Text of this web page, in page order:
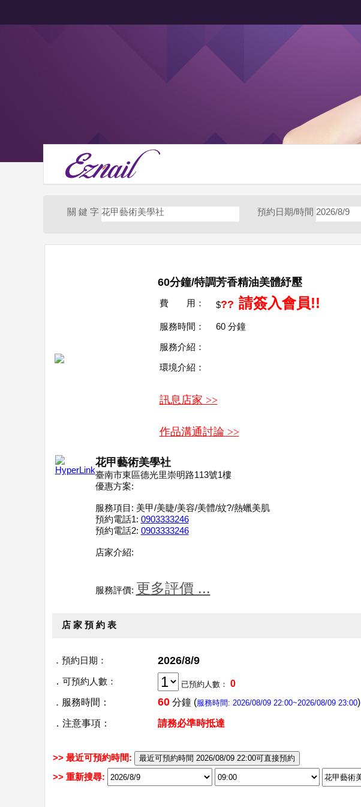
關 鍵 字 花甲藝術美學社 預約日期/時間 2026/8/9
60分鐘/特調芳香精油美體紓壓
費 用： $?? 請簽入會員!!
服務時間： 60分鐘
服務介紹：
環境介紹：
訊息店家 >>
作品溝通討論 >>
花甲藝術美學社
臺南市東區德光里崇明路113號1樓
優惠方案:
服務項目: 美甲/美睫/美容/美體/紋?/熱蠟美肌
預約電話1: 0903333246
預約電話2: 0903333246
店家介紹:
服務評價: 更多評價 ...
店 家 預 約 表
． 預約日期： 2026/8/9
． 可預約人數： 已預約人數： 0
． 服務時間： 60分鐘 (服務時間: 2026/08/09 22:00~2026/08/09 23:00)
．注意事項： 請務必準時抵達
>> 最近可預約時間:
>> 重新搜尋: